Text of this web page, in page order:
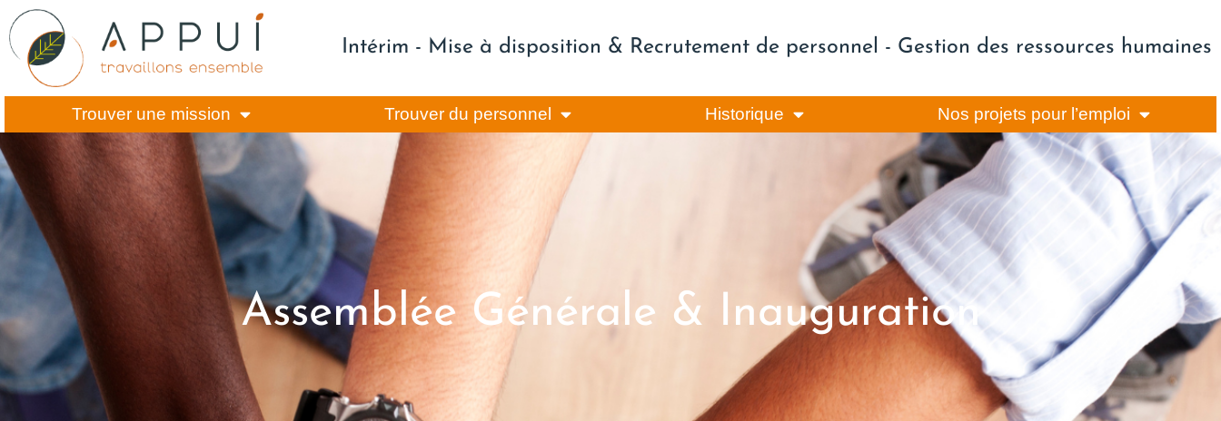
Intérim - Mise à disposition & Recrutement de personnel - Gestion des ressources humaines
Trouver une mission Trouver du personnel Historique Nos projets pour l’emploi
Assemblée Générale & Inauguration